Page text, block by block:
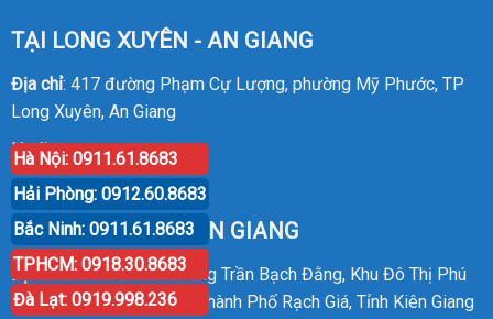
TẠI LONG XUYÊN - AN GIANG
Địa chỉ: 417 đường Phạm Cự Lượng, phường Mỹ Phước, TP
Long Xuyên, An Giang
Hotline:0914.20.8386
TẠI RẠCH GIÁ - KIÊN GIANG
Địa chỉ: P30 Căn 07 Đường Trần Bạch Đằng, Khu Đô Thị Phú
Cường, Phường An Hòa, Thành Phố Rạch Giá, Tỉnh Kiên Giang
Hà Nội: 0911.61.8683
Hải Phòng: 0912.60.8683
Bắc Ninh: 0911.61.8683
TPHCM: 0918.30.8683
Đà Lạt: 0919.998.236